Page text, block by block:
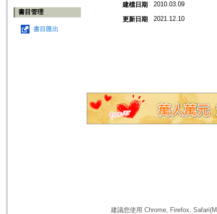
書目管理
書目匯出
建檔日期 2010.03.09
更新日期 2021.12.10
建議您使用 Chrome, Firefox,